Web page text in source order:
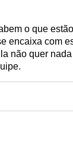
o que
encaixa com
não quer